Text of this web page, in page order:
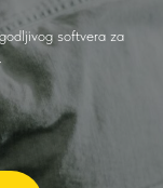
softvera za